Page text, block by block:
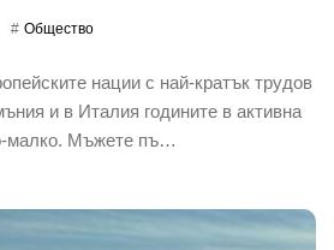
Общество
нации с най-кратък трудов
и в Италия годините в активна
малко. Мъжете пъ…